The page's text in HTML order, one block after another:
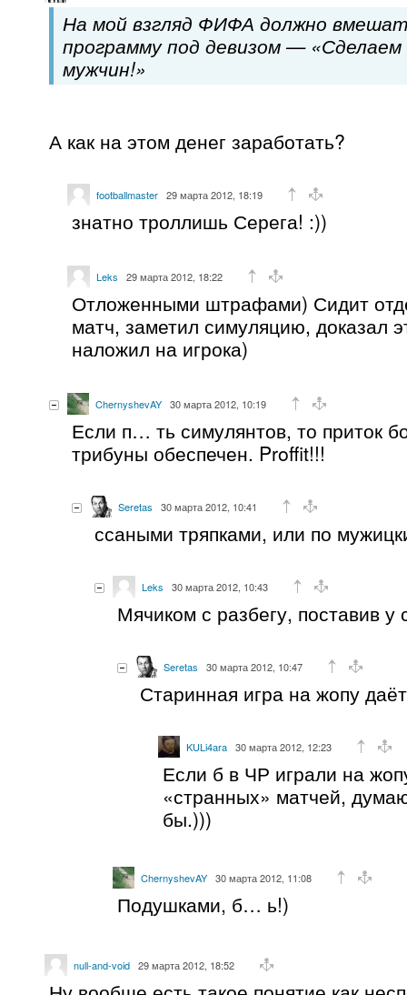
На мой взгляд ФИФА должно
программу под девизом —
мужчин!»
А как на этом денег заработать?
footballmaster 29 марта 2012, 18:19
знатно троллишь Серега! :))
Leks 29 марта 2012, 18:22
Отложенными штрафами) Сидит
матч, заметил симуляцию, доказал
наложил на игрока)
ChernyshevAY 30 марта 2012, 10:19
Если п… ть симулянтов, то приток
трибуны обеспечен. Proffit!!!
Seretas 30 марта 2012, 10:41
ссаными тряпками, или по
Leks 30 марта 2012, 10:43
Мячиком с разбегу, поставив у
Seretas 30 марта 2012, 10:47
Старинная игра на жопу
KULi4ara 30 марта 2012, 12:23
Если б в ЧР играли на
«странных» матчей,
бы.)))
ChernyshevAY 30 марта 2012, 11:08
Подушками, б… ь!)
null-and-void 29 марта 2012, 18:52